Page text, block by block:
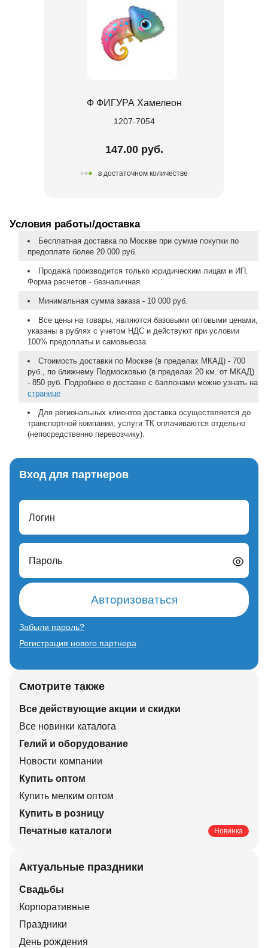
Ф ФИГУРА Хамелеон
1207-7054
147.00 руб.
в достаточном количестве
Условия работы/доставка
Бесплатная доставка по Москве при сумме покупки по
предоплате более 20 000 руб.
Продажа производится только юридическим лицам и ИП.
Форма расчетов - безналичная.
Минимальная сумма заказа - 10 000 руб.
Все цены на товары, являются базовыми оптовыми ценами,
указаны в рублях с учетом НДС и действуют при условии
100% предоплаты и самовывоза
Стоимость доставки по Москве (в пределах МКАД) - 700
руб., по ближнему Подмосковью (в пределах 20 км. от МКАД)
- 850 руб. Подробнее о доставке с баллонами можно узнать на
странице
Для региональных клиентов доставка осуществляется до
транспортной компании, услуги ТК оплачиваются отдельно
(непосредственно перевозчику).
Вход для партнеров
Логин
Пароль
Авторизоваться
Забыли пароль?
Регистрация нового партнера
Смотрите также
Все действующие акции и скидки
Все новинки каталога
Гелий и оборудование
Новости компании
Купить оптом
Купить мелким оптом
Купить в розницу
Печатные каталоги
Новинка
Актуальные праздники
Свадьбы
Корпоративные
Праздники
День рождения